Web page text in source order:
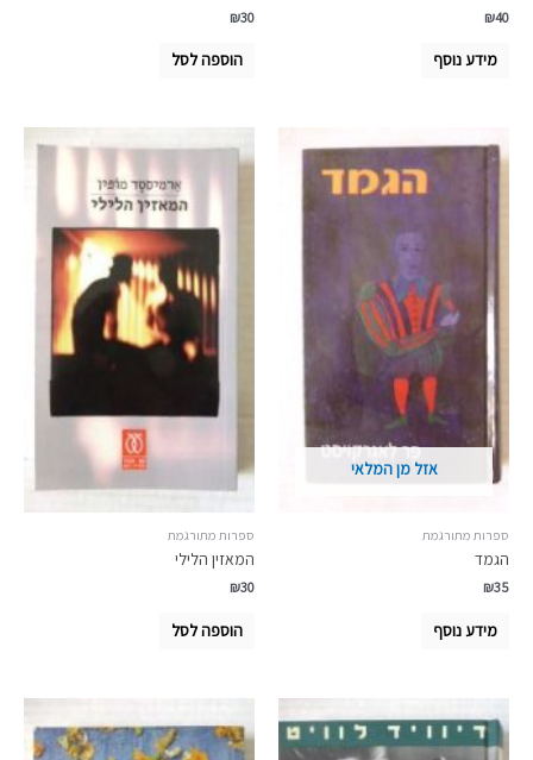
₪40
מידע נוסף
₪30
הוספה לסל
אזל מן המלאי
ספרות מתורגמת
הגמד
₪35
מידע נוסף
ספרות מתורגמת
המאזין הלילי
₪30
הוספה לסל